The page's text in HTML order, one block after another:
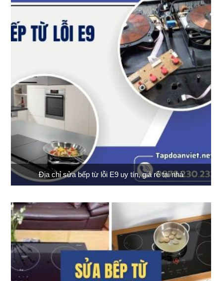
Địa chỉ sửa bếp từ lỗi E9 uy tín, giá rẻ tại nhà